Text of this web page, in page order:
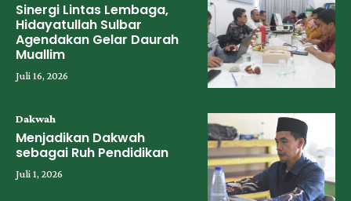
Sinergi Lintas Lembaga,
Hidayatullah Sulbar
Agendakan Gelar Daurah
Muallim
Juli 16, 2026
Dakwah
Menjadikan Dakwah
sebagai Ruh Pendidikan
Juli 1, 2026